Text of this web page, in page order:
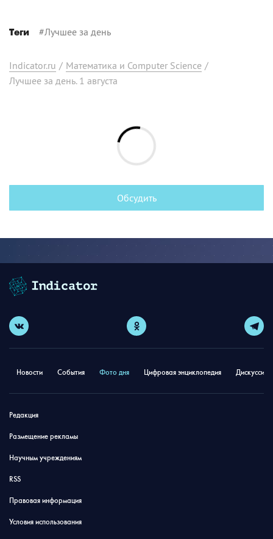
Теги #Лучшее за день
Indicator.ru / Математика и Computer Science /
Лучшее за день. 1 августа
Обсудить
Новости События Фото дня Цифровая энциклопедия
Редакция
Размещение рекламы
Научным учреждениям
RSS
Правовая информация
Условия использования